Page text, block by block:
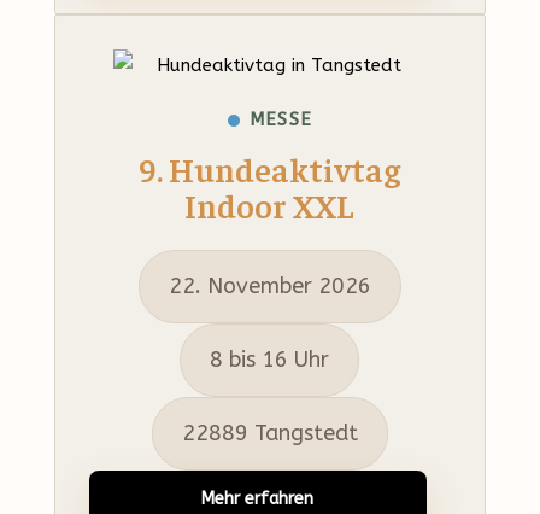
MESSE
9. Hundeaktivtag
Indoor XXL
22. November 2026
8 bis 16 Uhr
22889 Tangstedt
Mehr erfahren